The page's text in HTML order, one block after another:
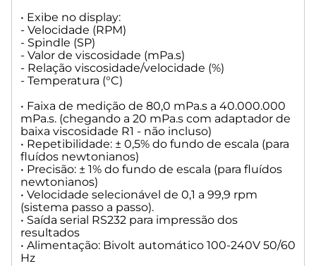
• Exibe no display:
- Velocidade (RPM)
- Spindle (SP)
- Valor de viscosidade (mPa.s)
- Relação viscosidade/velocidade (%)
- Temperatura (°C)
• Faixa de medição de 80,0 mPa.s a 40.000.000
mPa.s. (chegando a 20 mPa.s com adaptador de
baixa viscosidade R1 - não incluso)
• Repetibilidade: ± 0,5% do fundo de escala (para
fluídos newtonianos)
• Precisão: ± 1% do fundo de escala (para fluídos
newtonianos)
• Velocidade selecionável de 0,1 a 99,9 rpm
(sistema passo a passo).
• Saída serial RS232 para impressão dos
resultados
• Alimentação: Bivolt automático 100-240V 50/60
Hz